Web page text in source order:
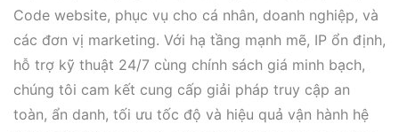
Code website, phục vụ cho cá nhân, doanh nghiệp, và
các đơn vị marketing. Với hạ tầng mạnh mẽ, IP ổn định,
hỗ trợ kỹ thuật 24/7 cùng chính sách giá minh bạch,
chúng tôi cam kết cung cấp giải pháp truy cập an
toàn, ẩn danh, tối ưu tốc độ và hiệu quả vận hành hệ